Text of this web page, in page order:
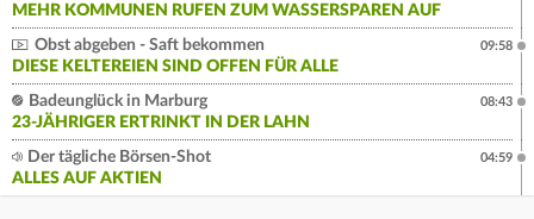
MEHR KOMMUNEN RUFEN ZUM WASSERSPAREN AUF
Obst abgeben - Saft bekommen
DIESE KELTEREIEN SIND OFFEN FÜR ALLE
09:58
Badeunglück in Marburg
23-JÄHRIGER ERTRINKT IN DER LAHN
08:43
Der tägliche Börsen-Shot
ALLES AUF AKTIEN
04:59